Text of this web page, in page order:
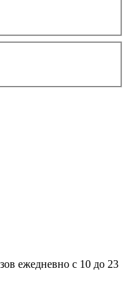
ежедневно с 10 до 23